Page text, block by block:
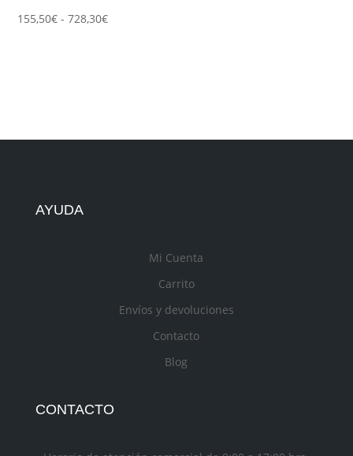
155,50€ - 728,30€Rango
728,30€
AYUDA
Mi Cuenta
Carrito
Envíos y devoluciones
Contacto
Blog
CONTACTO